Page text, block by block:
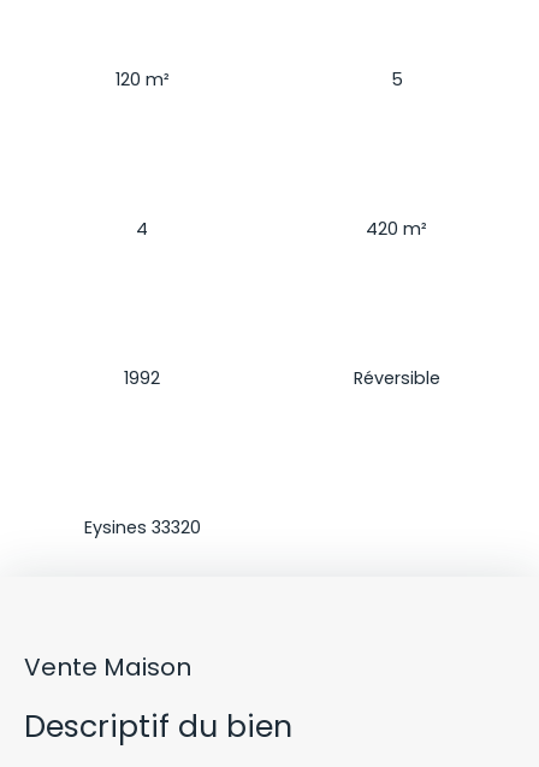
120 m²
5
4
420m²
1992
Réversible
Eysines 33320
Vente Maison
Descriptif du bien